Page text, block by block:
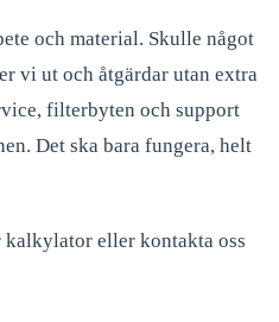
och material. Skulle något
vi ut och åtgärdar utan extra
filterbyten och support
Det ska bara fungera, helt
eller kontakta oss